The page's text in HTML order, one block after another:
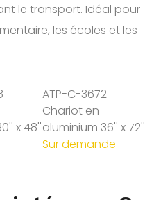
le transport. Idéal pour
les écoles et les
x 48''
ATP-C-3672
Chariot en
aluminium 36'' x 72''
Sur demande